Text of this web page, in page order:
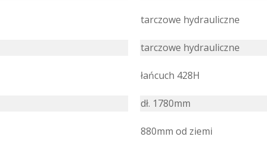
tarczowe hydrauliczne
tarczowe hydrauliczne
łańcuch 428H
dł. 1780mm
880mm od ziemi